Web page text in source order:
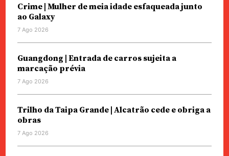
Crime | Mulher de meia idade esfaqueada junto
ao Galaxy
7 Ago 2026
Guangdong | Entrada de carros sujeita a
marcação prévia
7 Ago 2026
Trilho da Taipa Grande | Alcatrão cede e obriga a
obras
7 Ago 2026